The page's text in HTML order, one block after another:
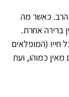
הרב. כאשר מה
ברירה אחרת.
(המופלאים
מאין כמוהו, ועת